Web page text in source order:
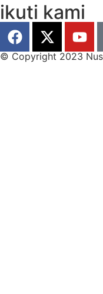
ikuti kami
© Copyright 2023